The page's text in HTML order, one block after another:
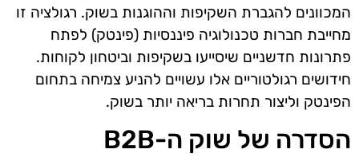
המכוונים להגברת השקיפות וההוגנות בשוק. רגולציה זו
מחייבת חברות טכנולוגיה פיננסיות (פינטק) לפתח
פתרונות חדשניים שיסייעו בשקיפות וביטחון לקוחות.
חידושים רגולטוריים אלו עשויים להניע צמיחה בתחום
הפינטק וליצור תחרות בריאה יותר בשוק.
הסדרה של שוק ה-B2B